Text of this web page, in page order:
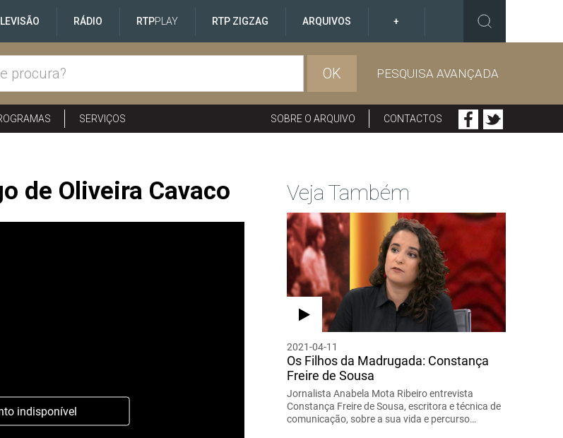
RÁDIO RTPPLAY RTP ZIGZAG ARQUIVOS +
OK PESQUISA AVANÇADA
SERVIÇOS SOBRE O ARQUIVO CONTACTOS
de Oliveira Cavaco
indisponível
Veja Também
2021-04-11
Os Filhos da Madrugada: Constança
Freire de Sousa
Jornalista Anabela Mota Ribeiro entrevista
Constança Freire de Sousa, escritora e técnica de
comunicação, sobre a sua vida e percurso…